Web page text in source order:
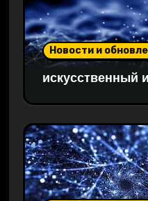
Новости и
искусственный